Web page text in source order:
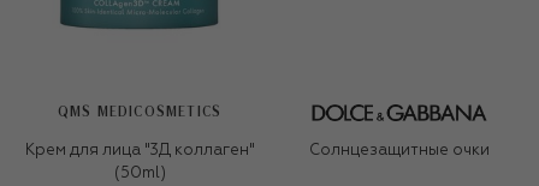
QMS MEDICOSMETICS
Крем для лица "3Д коллаген"
(50ml)
Солнцезащитные очки